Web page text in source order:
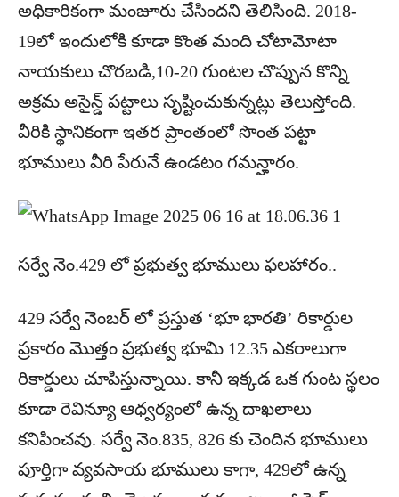
అధికారికంగా మంజూరు చేసిందని తెలిసింది. 2018-
19లో ఇందులోకి కూడా కొంత మంది చోటామోటా
నాయకులు చొరబడి,10-20 గుంటల చొప్పున కొన్ని
అక్రమ అసైన్డ్ పట్టాలు సృష్టించుకున్నట్లు తెలుస్తోంది.
వీరికి స్థానికంగా ఇతర ప్రాంతంలో సొంత పట్టా
భూములు వీరి పేరునే ఉండటం గమన్హారం.
సర్వే నెం.429 లో ప్రభుత్వ భూములు ఫలహారం..
429 సర్వే నెంబర్ లో ప్రస్తుత ‘భూ భారతి’ రికార్డుల
ప్రకారం మొత్తం ప్రభుత్వ భూమి 12.35 ఎకరాలుగా
రికార్డులు చూపిస్తున్నాయి. కానీ ఇక్కడ ఒక గుంట స్థలం
కూడా రెవిన్యూ ఆధ్వర్యంలో ఉన్న దాఖలాలు
కనిపించవు. సర్వే నెం.835, 826 కు చెందిన భూములు
పూర్తిగా వ్యవసాయ భూములు కాగా, 429లో ఉన్న